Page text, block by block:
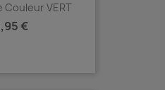
Couleur VERT
€